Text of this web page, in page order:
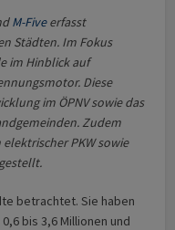
M-Fiveerfasst
Städten. Im Fokus
im Hinblick auf
Diese
im ÖPNV sowie das
Zudem
PKW sowie
betrachtet. Sie haben
bis 3,6 Millionen und